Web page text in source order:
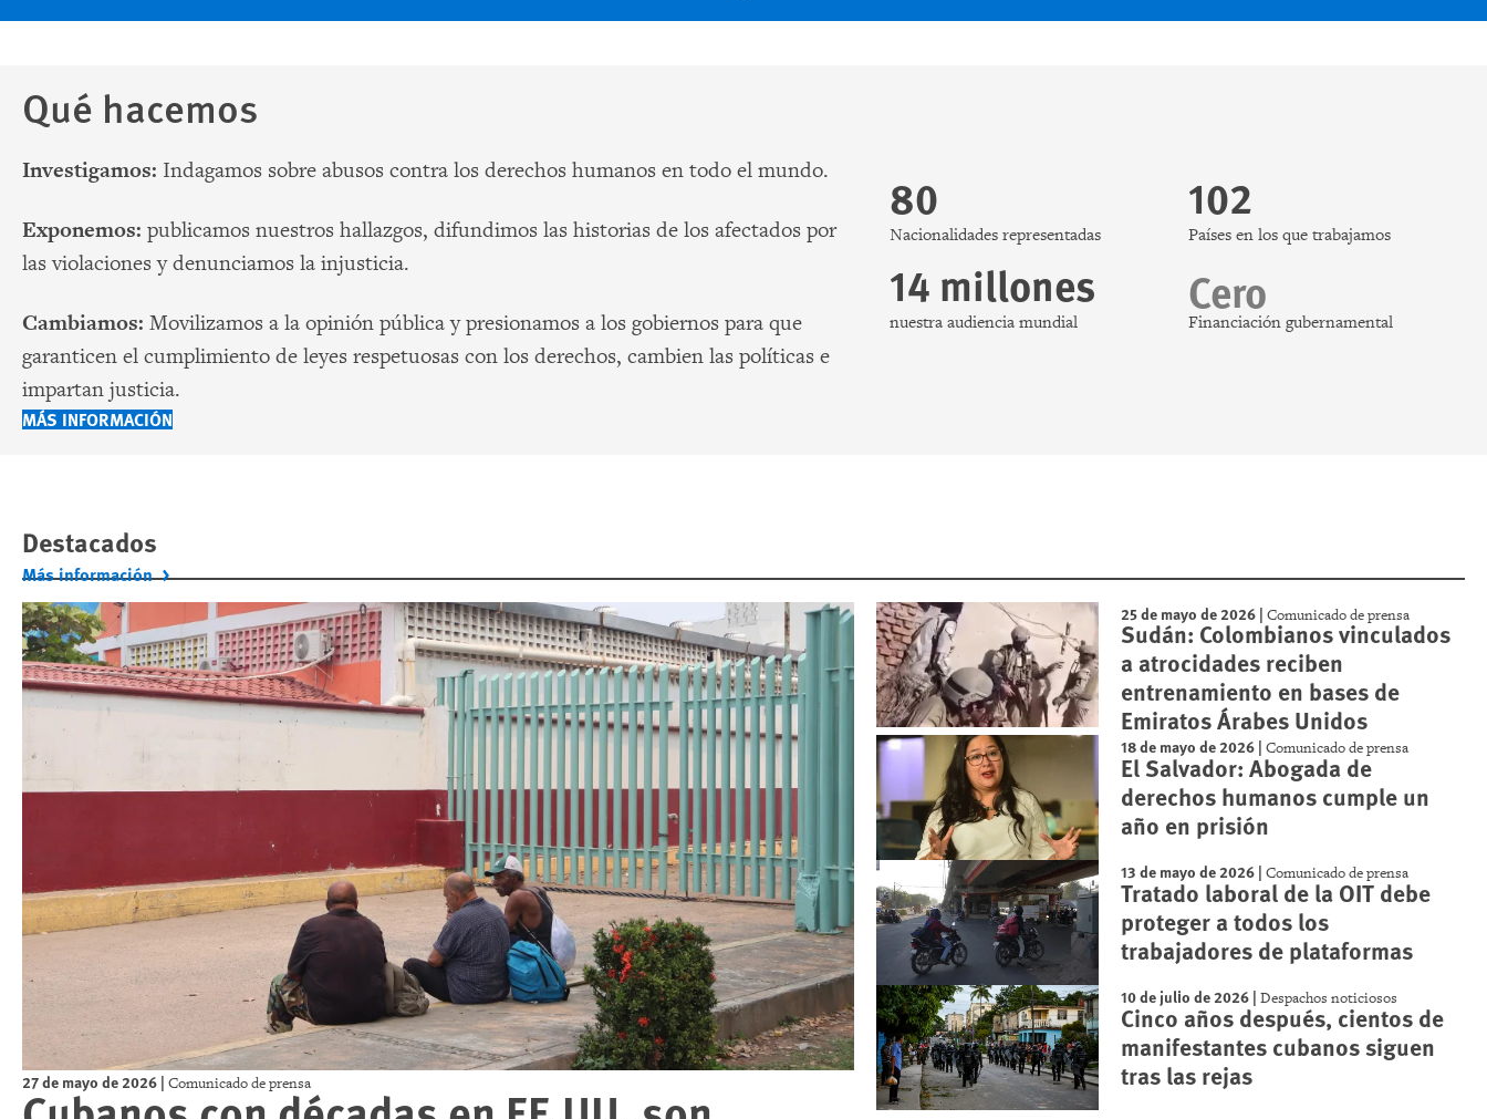
Qué hacemos
Investigamos: Indagamos sobre abusos contra los derechos humanos en todo el mundo.
Exponemos: publicamos nuestros hallazgos, difundimos las historias de los afectados por
las violaciones y denunciamos la injusticia.
Cambiamos: Movilizamos a la opinión pública y presionamos a los gobiernos para que
garanticen el cumplimiento de leyes respetuosas con los derechos, cambien las políticas e
impartan justicia.
MÁS INFORMACIÓN
80
Nacionalidades representadas
102
Países en los que trabajamos
14 millones
nuestra audiencia mundial
Cero
Financiación gubernamental
Destacados
Más información
27 de mayo de 2026 | Comunicado de prensa
25 de mayo de 2026| Comunicado de prensa
Sudán: Colombianos vinculados
a atrocidades reciben
entrenamiento en bases de
Emiratos Árabes Unidos
18 de mayo de 2026| Comunicado de prensa
El Salvador: Abogada de
derechos humanos cumple un
año en prisión
13 de mayo de 2026| Comunicado de prensa
Tratado laboral de la OIT debe
proteger a todos los
trabajadores de plataformas
10 de julio de 2026| Despachos noticiosos
Cinco años después, cientos de
manifestantes cubanos siguen
tras las rejas